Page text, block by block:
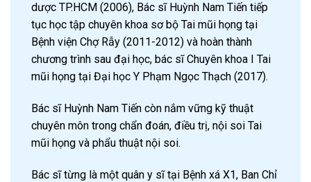
dược TP.HCM (2006), Bác sĩ Huỳnh Nam Tiến tiếp
tục học tập chuyên khoa sơ bộ Tai mũi họng tại
Bệnh viện Chợ Rẫy (2011-2012) và hoàn thành
chương trình sau đại học, bác sĩ Chuyên khoa I Tai
mũi họng tại Đại học Y Phạm Ngọc Thạch (2017).
Bác sĩ Huỳnh Nam Tiến còn nắm vững kỹ thuật
chuyên môn trong chẩn đoán, điều trị, nội soi Tai
mũi họng và phẩu thuật nội soi.
Bác sĩ từng là một quân y sĩ tại Bệnh xá X1, Ban Chỉ